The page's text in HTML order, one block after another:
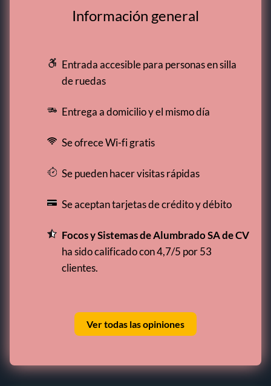
Información general
Entrada accesible para personas en silla
de ruedas
Entrega a domicilio y el mismo día
Se ofrece Wi-fi gratis
Se pueden hacer visitas rápidas
Se aceptan tarjetas de crédito y débito
Focos y Sistemas de Alumbrado SA de CV
ha sido calificado con 4,7/5 por 53
clientes.
Ver todas las opiniones